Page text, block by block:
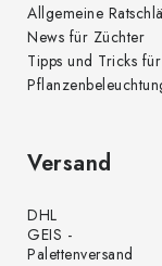
Allgemeine
News für Züchter
Tipps und Tricks
Versand
DHL
GEIS -
Palettenversand